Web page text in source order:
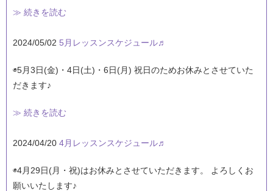
≫ 続きを読む
2024/05/02 5月レッスンスケジュール♬
◉5月3日(金)・4日(土)・6日(月) 祝日のためお休みとさせていた
だきます♪
≫ 続きを読む
2024/04/20 4月レッスンスケジュール♬
◉4月29日(月・祝)はお休みとさせていただきます。 よろしくお
願いいたします♪